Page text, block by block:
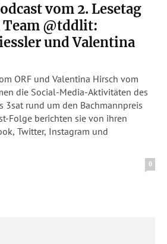
vom 2. Lesetag
Team @tddlit:
und Valentina
ORF und Valentina Hirsch vom
die Social-Media-Aktivitäten des
3sat rund um den Bachmannpreis
Folge berichten sie von ihren
Twitter, Instagram und
0